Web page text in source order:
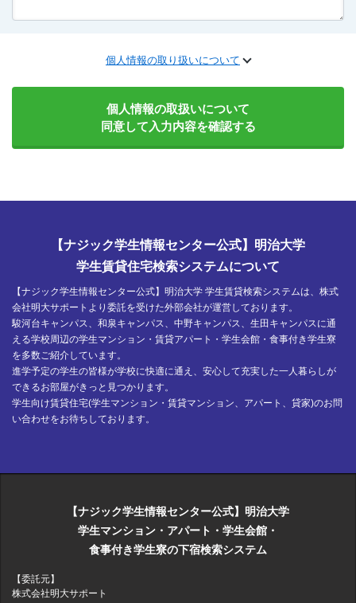
個人情報の取り扱いについて
個人情報の取扱いについて
同意して入力内容を確認する
【ナジック学生情報センター公式】明治大学
学生賃貸住宅検索システムについて
【ナジック学生情報センター公式】明治大学 学生賃貸検索システムは、株式
会社明大サポートより委託を受けた外部会社が運営しております。
駿河台キャンパス、和泉キャンパス、中野キャンパス、生田キャンパスに通
える学校周辺の学生マンション・賃貸アパート・学生会館・食事付き学生寮
を多数ご紹介しています。
進学予定の学生の皆様が学校に快適に通え、安心して充実した一人暮らしが
できるお部屋がきっと見つかります。
学生向け賃貸住宅(学生マンション・賃貸マンション、アパート、貸家)のお問
い合わせをお待ちしております。
【ナジック学生情報センター公式】明治大学
学生マンション・アパート・学生会館・
食事付き学生寮の下宿検索システム
【委託元】
株式会社明大サポート